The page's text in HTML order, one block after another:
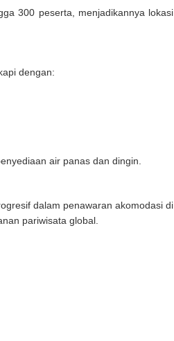
300 peserta, menjadikannya lokasi
dengan:
air panas dan dingin.
dalam penawaran akomodasi di
pariwisata global.